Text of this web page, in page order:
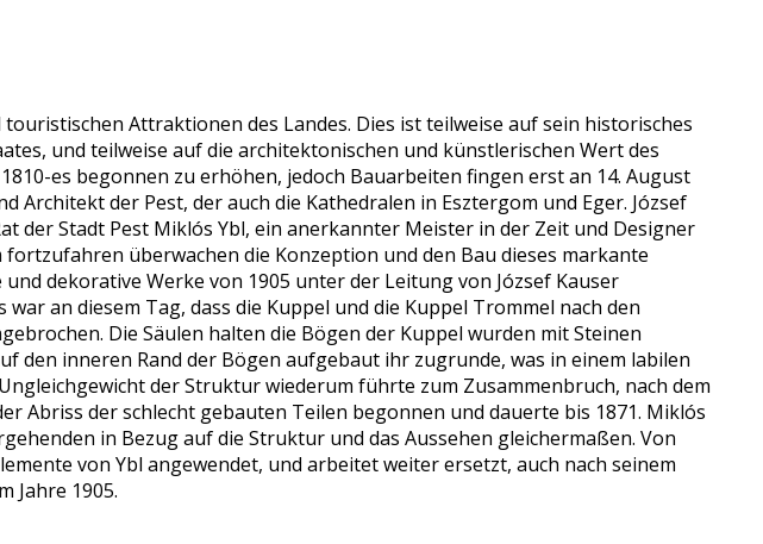
Attraktionen des Landes. Dies ist teilweise auf sein historisches
und teilweise auf die architektonischen und künstlerischen Wert des
es begonnen zu erhöhen, jedoch Bauarbeiten fingen erst an 14. August
der Pest, der auch die Kathedralen in Esztergom und Eger. József
der Stadt Pest Miklós Ybl, ein anerkannter Meister in der Zeit und Designer
überwachen die Konzeption und den Bau dieses markante
dekorative Werke von 1905 unter der Leitung von József Kauser
an diesem Tag, dass die Kuppel und die Kuppel Trommel nach den
Die Säulen halten die Bögen der Kuppel wurden mit Steinen
inneren Rand der Bögen aufgebaut ihr zugrunde, was in einem labilen
der Struktur wiederum führte zum Zusammenbruch, nach dem
Abriss der schlecht gebauten Teilen begonnen und dauerte bis 1871. Miklós
in Bezug auf die Struktur und das Aussehen gleichermaßen. Von
von Ybl angewendet, und arbeitet weiter ersetzt, auch nach seinem
Jahre 1905.